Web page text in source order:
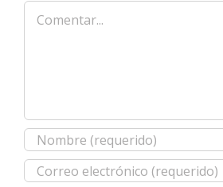
Comentar